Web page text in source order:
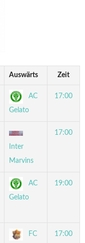
Auswärts Zeit
AC
Gelato
17:00
Inter
Marvins
17:00
AC
Gelato
19:00
FC 17:00